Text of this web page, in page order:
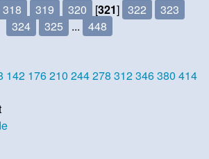
318 319 320 [321] 322
323
324
325 ... 448
142 176210 244278 312346380 414